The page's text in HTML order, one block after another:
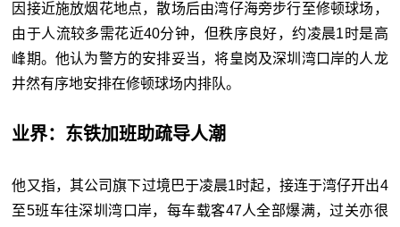
因接近施放烟花地点，散场后由湾仔海旁步行至修顿球场，
由于人流较多需花近40分钟，但秩序良好，约凌晨1时是高
峰期。他认为警方的安排妥当，将皇岗及深圳湾口岸的人龙
井然有序地安排在修顿球场内排队。
业界：东铁加班助疏导人潮
他又指，其公司旗下过境巴于凌晨1时起，接连于湾仔开出4
至5班车往深圳湾口岸，每车载客47人全部爆满，过关亦很